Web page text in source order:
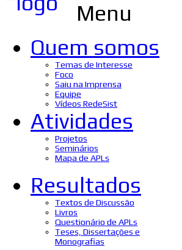
Menu
Quem somos
Temas de Interesse
Foco
Saiu na Imprensa
Equipe
Vídeos RedeSist
Atividades
Projetos
Seminários
Mapa de APLs
Resultados
Textos de Discussão
Livros
Questionário de APLs
Teses, Dissertações e
Monografias